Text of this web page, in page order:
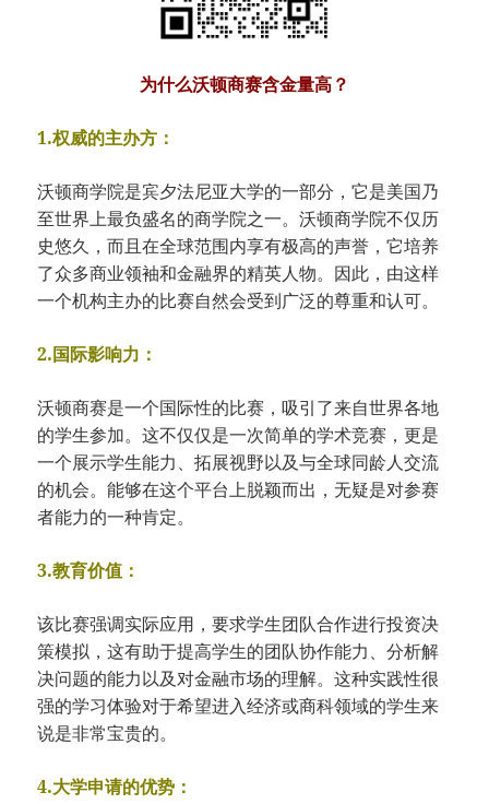
为什么沃顿商赛含金量高？
1.权威的主办方：
沃顿商学院是宾夕法尼亚大学的一部分，它是美国乃
至世界上最负盛名的商学院之一。沃顿商学院不仅历
史悠久，而且在全球范围内享有极高的声誉，它培养
了众多商业领袖和金融界的精英人物。因此，由这样
一个机构主办的比赛自然会受到广泛的尊重和认可。
2.国际影响力：
沃顿商赛是一个国际性的比赛，吸引了来自世界各地
的学生参加。这不仅仅是一次简单的学术竞赛，更是
一个展示学生能力、拓展视野以及与全球同龄人交流
的机会。能够在这个平台上脱颖而出，无疑是对参赛
者能力的一种肯定。
3.教育价值：
该比赛强调实际应用，要求学生团队合作进行投资决
策模拟，这有助于提高学生的团队协作能力、分析解
决问题的能力以及对金融市场的理解。这种实践性很
强的学习体验对于希望进入经济或商科领域的学生来
说是非常宝贵的。
4.大学申请的优势：